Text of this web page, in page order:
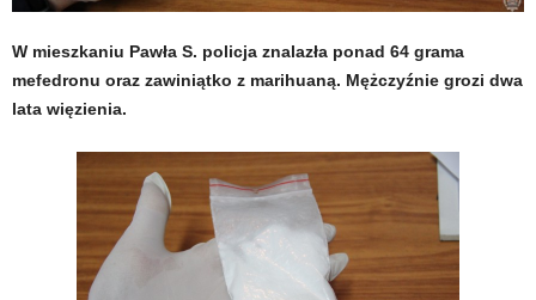
W mieszkaniu Pawła S. policja znalazła ponad 64 grama
mefedronu oraz zawiniątko z marihuaną. Mężczyźnie grozi dwa
lata więzienia.